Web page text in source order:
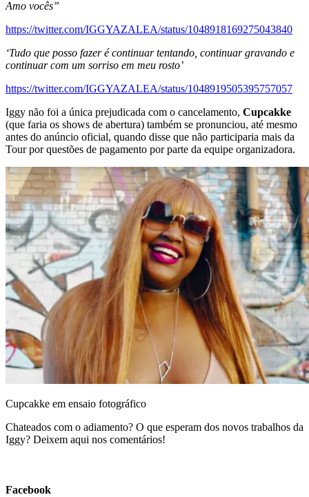
Amo vocês”
https://twitter.com/IGGYAZALEA/status/1048918169275043840
‘Tudo que posso fazer é continuar tentando, continuar gravando e
continuar com um sorriso em meu rosto’
https://twitter.com/IGGYAZALEA/status/1048919505395757057
Iggy não foi a única prejudicada com o cancelamento, Cupcakke
(que faria os shows de abertura) também se pronunciou, até mesmo
antes do anúncio oficial, quando disse que não participaria mais da
Tour por questões de pagamento por parte da equipe organizadora.
Cupcakke em ensaio fotográfico
Chateados com o adiamento? O que esperam dos novos trabalhos da
Iggy? Deixem aqui nos comentários!
Facebook